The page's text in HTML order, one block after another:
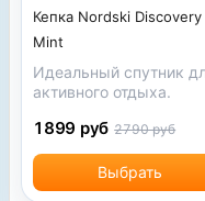
Кепка Nordski Discovery
Mint
Идеальный спутник
активного отдыха.
Выбрать
1899 руб 2790 руб